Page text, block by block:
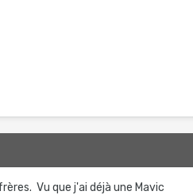
Vu que j'ai déjà une Mavic